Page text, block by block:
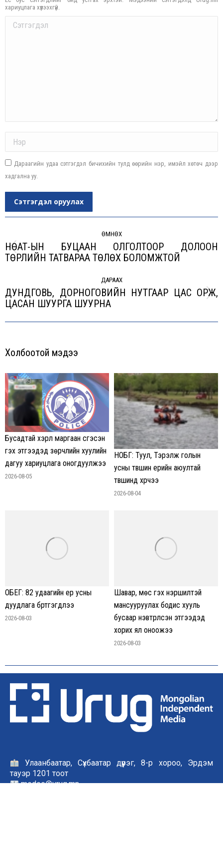
хариуцлага хүлээхгүй.
Comment
Дараагийн удаа сэтгэгдэл бичихийн тулд өөрийн нэр, имэйл хөтөч дээр
хадгална уу.
Сэтгэгдэл оруулах
ӨМНӨХ
Previous
post:
НӨАТ-ЫН БУЦААН ОЛГОЛТООР ДОЛООН
ТӨРЛИЙН ТАТВАРАА ТӨЛӨХ БОЛОМЖТОЙ
ДАРААХ
Next
ДУНДГОВЬ, ДОРНОГОВИЙН НУТГААР ЦАС ОРЖ,
ЦАСАН ШУУРГА ШУУРНА
Холбоотой мэдээ
Бусадтай хэрүүл маргаан үүсгэсэн
гэх этгээдэд зөрчлийн хуулийн
дагуу хариуцлага оногдуулжээ
2026-08-05
НОБГ: Туул, Тэрэлж голын
усны түвшин үерийн аюултай
түвшинд хүрчээ
2026-08-04
ОБЕГ: 82 удаагийн үер усны
дуудлага бүртгэгдлээ
2026-08-03
Шавар, мөс гэх нэршилтэй
мансууруулах бодис хууль
бусаар нэвтрүүлсэн этгээдэд
хорих ял оноожээ
2026-08-03
Улаанбаатар, Сүхбаатар дүүрэг, 8-р хороо, Эрдэм
тауэр 1201 тоот
medee@urug.mn